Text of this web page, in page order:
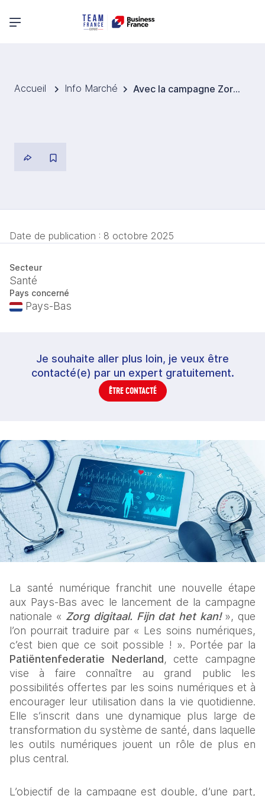
Menu principal
Accueil Info Marché Avec la campagne Zorg digitaal, la santé numérique progresse aux Pays-Bas
Date de publication : 8 octobre 2025
Secteur
Santé
Pays concerné
Pays-Bas
Je souhaite aller plus loin, je veux être
contacté(e) par un expert gratuitement.
ÊTRE CONTACTÉ
La santé numérique franchit une nouvelle étape
aux Pays-Bas avec le lancement de la campagne
nationale « Zorg digitaal. Fijn dat het kan! », que
l’on pourrait traduire par « Les soins numériques,
Patiëntenfederatie Nederland, cette campagne
vise à faire connaître au grand public les
possibilités offertes par les soins numériques et à
encourager leur utilisation dans la vie quotidienne.
Elle s’inscrit dans une dynamique plus large de
transformation du système de santé, dans laquelle
les outils numériques jouent un rôle de plus en
plus central.
L’objectif de la campagne est double, d’une part,